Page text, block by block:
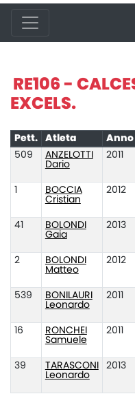
RE106 -
EXCELS.
Pett. Atleta Anno
509
ANZELOTTI
Dario
2011
BOCCIA
Cristian
2012
41
BOLONDI
Gaia
2013
2
BOLONDI
Matteo
2012
539
BONILAURI
Leonardo
2011
16
RONCHEI
Samuele
2011
39
TARASCONI
Leonardo
2013